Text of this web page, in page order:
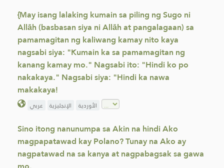
{May isang lalaking kumain sa piling ng Sugo ni
Allāh (basbasan siya ni Allāh at pangalagaan) sa
pamamagitan ng kaliwang kamay nito kaya
nagsabi siya: "Kumain ka sa pamamagitan ng
kanang kamay mo." Nagsabi ito: "Hindi ko po
nakakaya." Nagsabi siya: "Hindi ka nawa
makakaya!
عربي الإنجليزية الأوردية
Sino itong nanunumpa sa Akin na hindi Ako
magpapatawad kay Polano? Tunay na Ako ay
nagpatawad na sa kanya at nagpabagsak sa gawa